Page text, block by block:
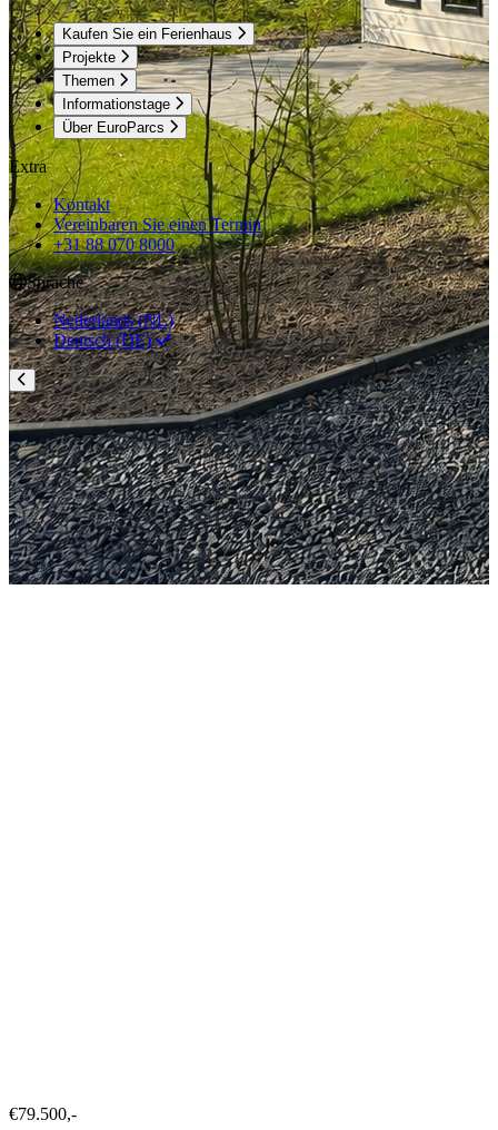
Kaufen Sie ein Ferienhaus
Projekte
Themen
Informationstage
Über EuroParcs
Extra
Kontakt
Vereinbaren Sie einen Termin
+31 88 070 8000
Sprache
Nederlands (NL)
Deutsch (DE)
€79.500,-